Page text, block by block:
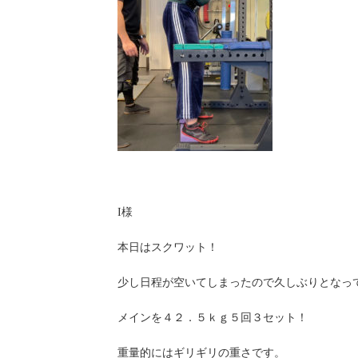
I様
本日はスクワット！
少し日程が空いてしまったので久しぶりとな
メインを４２．５ｋｇ５回３セット！
重量的にはギリギリの重さです。